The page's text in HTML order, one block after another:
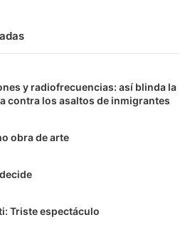
y radiofrecuencias: así blinda la
contra los asaltos de inmigrantes
obra de arte
Triste espectáculo